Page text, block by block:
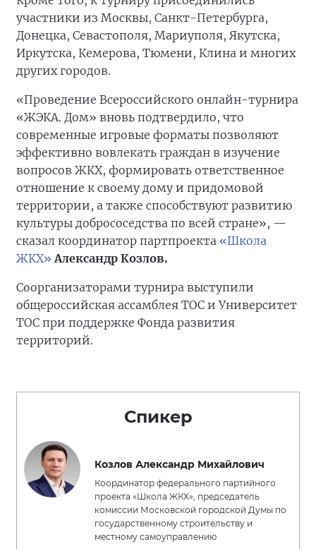
участники из Москвы, Санкт-Петербурга,
Донецка, Севастополя, Мариуполя, Якутска,
Иркутска, Кемерова, Тюмени, Клина и многих
других городов.
«Проведение Всероссийского онлайн-турнира
«ЖЭКА. Дом» вновь подтвердило, что
современные игровые форматы позволяют
эффективно вовлекать граждан в изучение
вопросов ЖКХ, формировать ответственное
отношение к своему дому и придомовой
территории, а также способствуют развитию
культуры добрососедства по всей стране», —
сказал координатор партпроекта «Школа
ЖКХ» Александр Козлов.
Соорганизаторами турнира выступили
общероссийская ассамблея ТОС и Университет
ТОС при поддержке Фонда развития
территорий.
Спикер
Козлов Александр Михайлович
Координатор федерального партийного
проекта «Школа ЖКХ», председатель
комиссии Московской городской Думы по
государственному строительству и
местному самоуправлению